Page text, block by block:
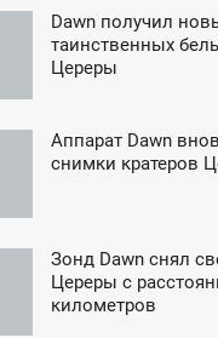
Dawn получил
таинственных
Цереры
Аппарат Dawn
снимки кратеров
Зонд Dawn снял
Цереры с
километров